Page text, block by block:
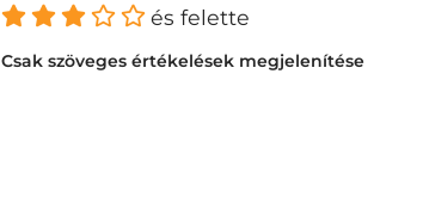
és felette
Csak szöveges értékelések megjelenítése